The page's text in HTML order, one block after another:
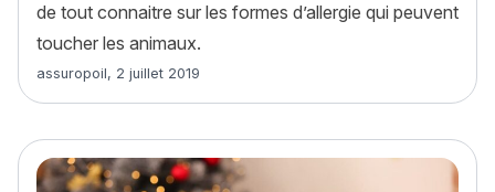
de tout connaitre sur les formes d’allergie qui peuvent
toucher les animaux.
Article rédigé par
assuropoil, 2 juillet 2019